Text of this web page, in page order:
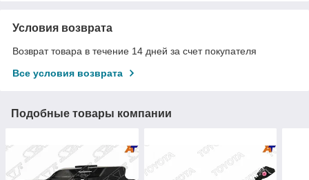
Условия возврата
Возврат товара в течение 14 дней за счет покупателя
Все условия возврата
Подобные товары компании